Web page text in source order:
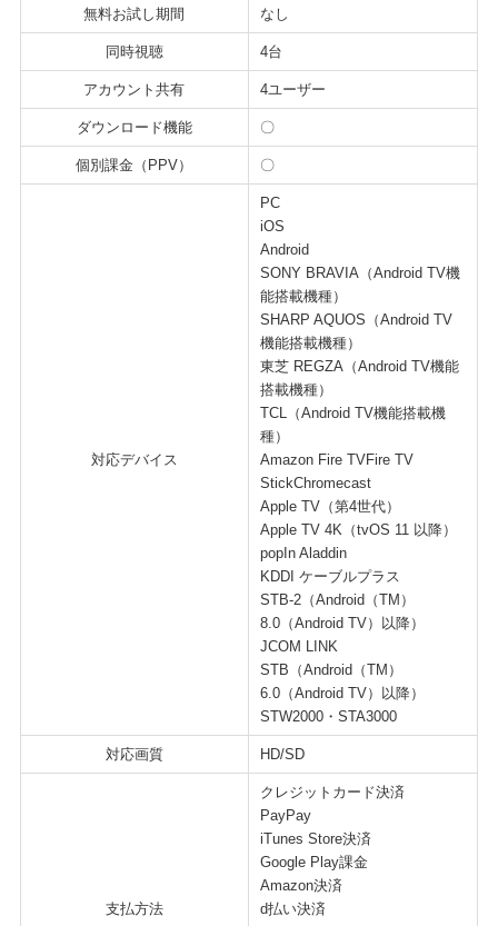
無料お試し期間 なし
同時視聴 4台
アカウント共有 4ユーザー
ダウンロード機能 〇
個別課金（PPV） 〇
対応デバイス
PC
iOS
Android
SONY BRAVIA（Android TV機
能搭載機種）
SHARP AQUOS（Android TV
機能搭載機種）
東芝 REGZA（Android TV機能
搭載機種）
TCL（Android TV機能搭載機
種）
Amazon Fire TVFire TV
StickChromecast
Apple TV（第4世代）
Apple TV 4K（tvOS 11 以降）
popIn Aladdin
KDDI ケーブルプラス
STB-2（Android（TM）
8.0（Android TV）以降）
JCOM LINK
STB（Android（TM）
6.0（Android TV）以降）
STW2000・STA3000
対応画質 HD/SD
支払方法
クレジットカード決済
PayPay
iTunes Store決済
Google Play課金
Amazon決済
d払い決済